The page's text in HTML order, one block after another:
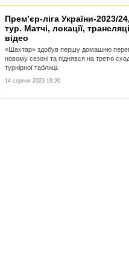
Прем’єр-ліга України-2023/
тур. Матчі, локації,
відео
«Шахтар» здобув першу домашню
новому сезоні та піднявся на третю
турнірної таблиці.
14 серпня 2023 19:20